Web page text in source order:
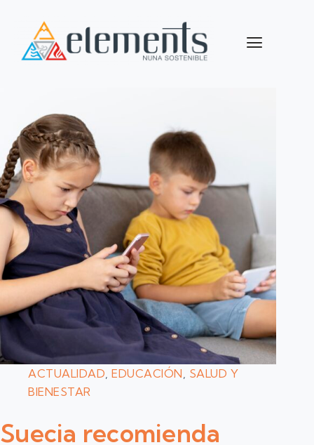
ACTUALIDAD, EDUCACIÓN, SALUD Y
BIENESTAR
Suecia recomienda